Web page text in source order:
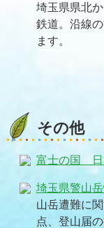
埼玉県県北
鉄道。沿線
ます。
その他
富士の国 日
埼玉県警山岳
山岳遭難に
点、登山届